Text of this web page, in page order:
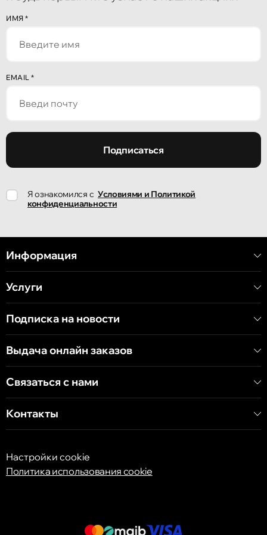
улица Ион Крянгэ, 78
Кишинёв
Хынчештское шоссе, 60/4
бульвар Дечебал, 139
ИМЯ *
EMAIL *
Подписаться
Я ознакомился с Условиями и Политикой
конфиденциальности
Информация
Услуги
Подписка на новости
Выдача онлайн заказов
Связаться с нами
Контакты
Настройки cookie
Политика использования cookie